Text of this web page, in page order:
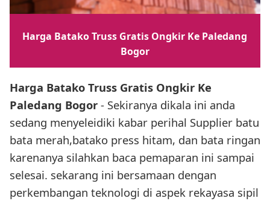
Harga Batako Truss Gratis Ongkir Ke Paledang
Bogor
Harga Batako Truss Gratis Ongkir Ke
Paledang Bogor - Sekiranya dikala ini anda
sedang menyeleidiki kabar perihal Supplier batu
bata merah,batako press hitam, dan bata ringan
karenanya silahkan baca pemaparan ini sampai
selesai. sekarang ini bersamaan dengan
perkembangan teknologi di aspek rekayasa sipil